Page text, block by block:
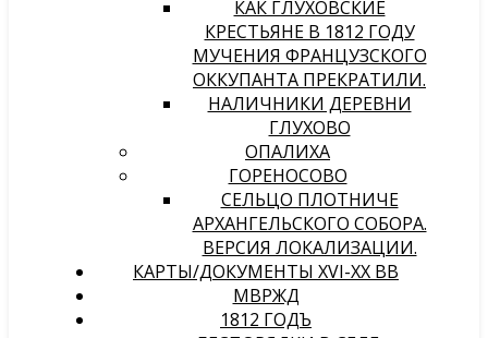
КАК ГЛУХОВСКИЕ
КРЕСТЬЯНЕ В 1812 ГОДУ
МУЧЕНИЯ ФРАНЦУЗСКОГО
ОККУПАНТА ПРЕКРАТИЛИ.
НАЛИЧНИКИ ДЕРЕВНИ
ГЛУХОВО
ОПАЛИХА
ГОРЕНОСОВО
СЕЛЬЦО ПЛОТНИЧЕ
АРХАНГЕЛЬСКОГО СОБОРА.
ВЕРСИЯ ЛОКАЛИЗАЦИИ.
КАРТЫ/ДОКУМЕНТЫ XVI-XX ВВ
МВРЖД
1812 ГОДЪ